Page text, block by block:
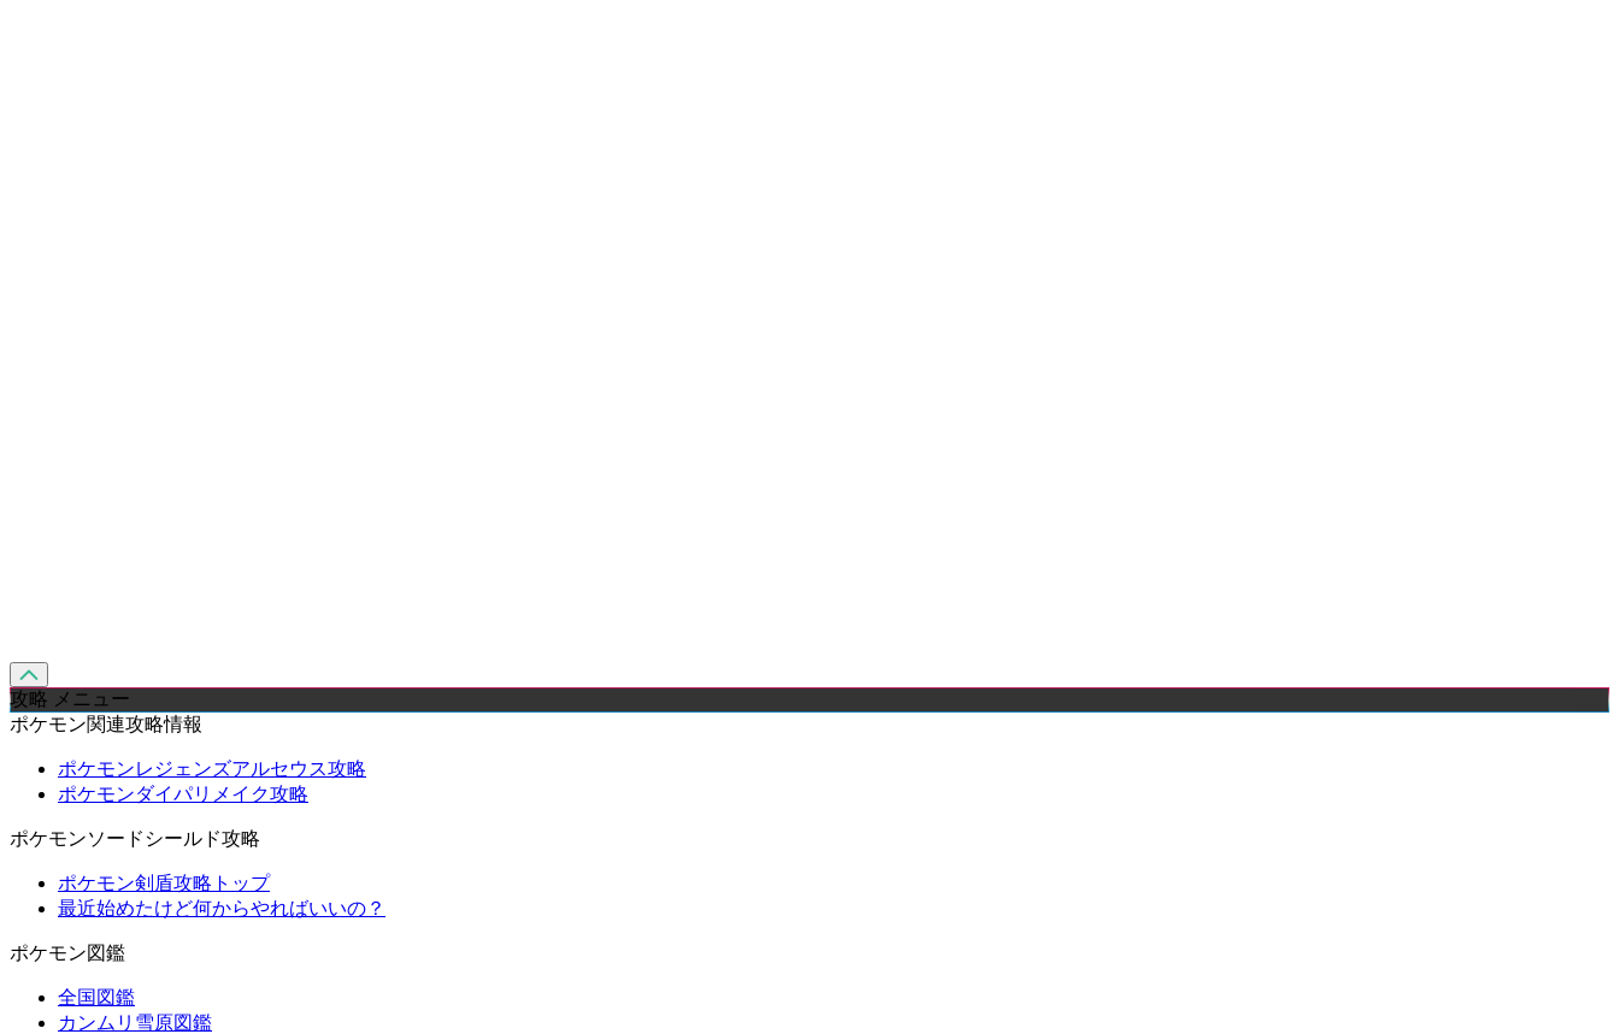
攻略 メニュー
ポケモン関連攻略情報
ポケモンレジェンズアルセウス攻略
ポケモンダイパリメイク攻略
ポケモンソードシールド攻略
ポケモン剣盾攻略トップ
最近始めたけど何からやればいいの？
ポケモン図鑑
全国図鑑
カンムリ雪原図鑑